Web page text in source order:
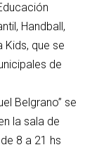
Handball,
Kids, que se
de
Belgrano” se
la sala de
8 a 21 hs